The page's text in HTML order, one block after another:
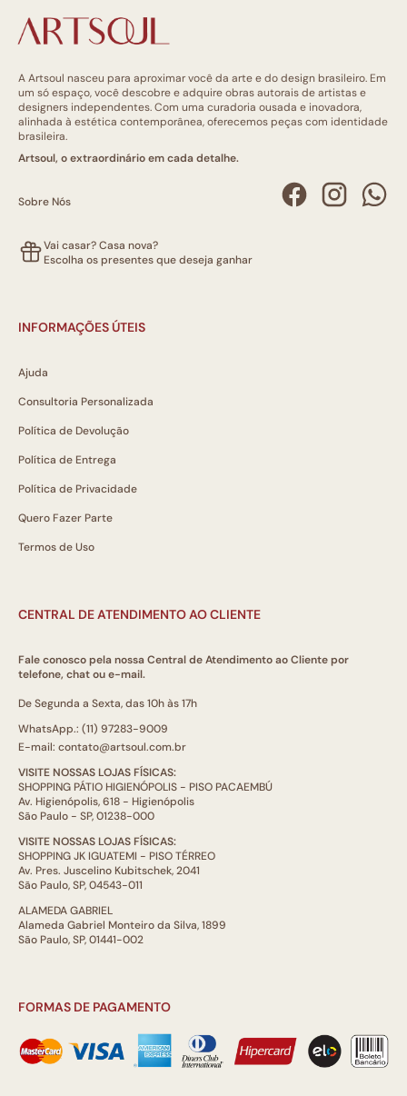
A Artsoul nasceu para aproximar você da arte e do design brasileiro. Em
um só espaço, você descobre e adquire obras autorais de artistas e
designers independentes. Com uma curadoria ousada e inovadora,
alinhada à estética contemporânea, oferecemos peças com identidade
brasileira.
Artsoul, o extraordinário em cada detalhe.
Sobre Nós
Vai casar? Casa nova?
Escolha os presentes que deseja ganhar
INFORMAÇÕES ÚTEIS
Ajuda
Consultoria Personalizada
Política de Devolução
Política de Entrega
Política de Privacidade
Quero Fazer Parte
Termos de Uso
CENTRAL DE ATENDIMENTO AO CLIENTE
Fale conosco pela nossa Central de Atendimento ao Cliente por
telefone, chat ou e-mail.
De Segunda a Sexta, das 10h às 17h
WhatsApp.: (11) 97283-9009
E-mail: contato@artsoul.com.br
VISITE NOSSAS LOJAS FÍSICAS:
SHOPPING PÁTIO HIGIENÓPOLIS - PISO PACAEMBÚ
Av. Higienópolis, 618 - Higienópolis
São Paulo - SP, 01238-000
VISITE NOSSAS LOJAS FÍSICAS:
SHOPPING JK IGUATEMI - PISO TÉRREO
Av. Pres. Juscelino Kubitschek, 2041
São Paulo, SP, 04543-011
ALAMEDA GABRIEL
Alameda Gabriel Monteiro da Silva, 1899
São Paulo, SP, 01441-002
FORMAS DE PAGAMENTO